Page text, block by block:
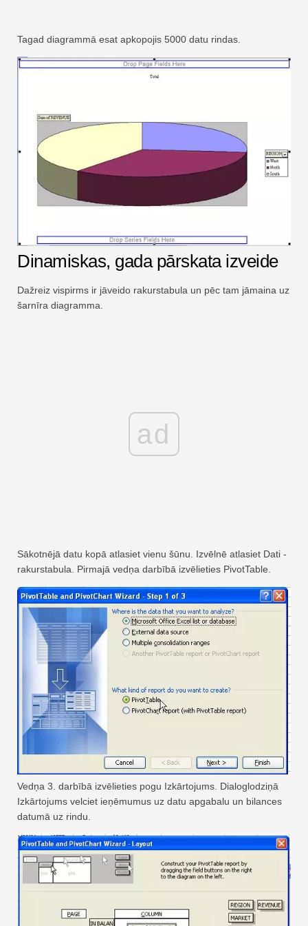
Tagad diagrammā esat apkopojis 5000 datu rindas.
Dinamiskas, gada pārskata izveide
Dažreiz vispirms ir jāveido rakurstabula un pēc tam jāmaina uz
šarnīra diagramma.
ad
Sākotnējā datu kopā atlasiet vienu šūnu. Izvēlnē atlasiet Dati -
rakurstabula. Pirmajā vedņa darbībā izvēlieties PivotTable.
Vedņa 3. darbībā izvēlieties pogu Izkārtojums. Dialoglodziņā
Izkārtojums velciet ieņēmumus uz datu apgabalu un bilances
datumā uz rindu.